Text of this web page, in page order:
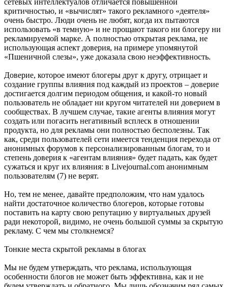
критичностью, и «вычислят» такого рекламного «деятеля»
очень быстро. Люди очень не любят, когда их пытаются
использовать «в темную» и не прощают такого ни блогеру ни
рекламируемой марке. А полностью открытая реклама, не
использующая аспект доверия, на примере упомянутой
«Пшеничной слезы», уже доказала свою неэффективность.
Доверие, которое имеют блогеры друг к другу, отрицает и
создание группы влияния под каждый из проектов – доверие
достигается долгим периодом общения, и какой-то новый
пользователь не обладает ни кругом читателей ни доверием в
сообществах. В лучшем случае, такие агенты влияния могут
создать или погасить негативный всплеск в отношении
продукта, но для рекламы они полностью бесполезны. Так
как, среди пользователей сети имеется тенденция перехода от
анонимных форумов к персонализированным блогам, то и
степень доверия к «агентам влияния» будет падать, как будет
сужаться и круг их влияния: в Livejournal.com анонимным
пользователям (7) не верят.
Но, тем не менее, давайте предположим, что нам удалось
найти достаточное количество блогеров, которые готовы
поставить на карту свою репутацию у виртуальных друзей
ради некоторой, видимо, не очень большой суммы за скрытую
рекламу. С чем мы столкнемся?
Тонкие места скрытой рекламы в блогах
Мы не будем утверждать, что реклама, использующая
особенности блогов не может быть эффективна, как и не